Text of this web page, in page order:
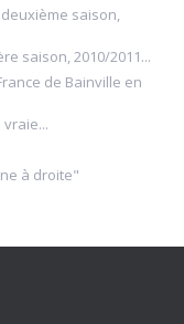
saison,
saison, 2010/2011...
de Bainville en
à droite"